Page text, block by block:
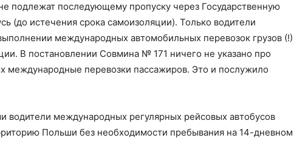
подлежат последующему пропуску через Государственную
(до истечения срока самоизоляции). Только водители
международных автомобильных перевозок грузов (!)
В постановлении Совмина № 171 ничего не указано про
международные перевозки пассажиров. Это и послужило
водители международных регулярных рейсовых автобусов
Польши без необходимости пребывания на 14-дневном